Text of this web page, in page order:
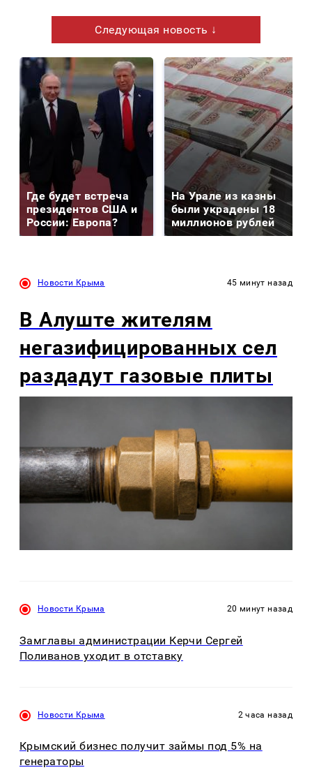
Следующая новость ↓
Где будет встреча
президентов США и
России: Европа?
На Урале из казны
были украдены 18
миллионов рублей
Новости Крыма 45 минут назад
В Алуште жителям
негазифицированных сел
раздадут газовые плиты
Новости Крыма 20 минут назад
Замглавы администрации Керчи Сергей
Поливанов уходит в отставку
Новости Крыма 2 часа назад
Крымский бизнес получит займы под 5% на
генераторы